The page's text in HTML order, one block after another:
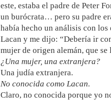
este, estaba el padre de Peter
un burócrata… pero su padre
había hecho un análisis con
Lacan y me dijo: “Debería ir
mujer de origen alemán, que
¿Una mujer, una extranjera?
Una judía extranjera.
No conocida como Lacan.
Claro, no conocida porque yo